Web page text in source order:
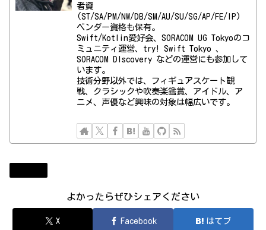
者資
(ST/SA/PM/NW/DB/SM/AU/SU/SG/AP/FE/IP)
ベンダー資格も保有。
Swift/Kotlin愛好会、SORACOM UG Tokyoのコ
ミュニティ運営、try! Swift Tokyo 、
SORACOM DIscovery などの運営にも参加して
います。
技術分野以外では、フィギュアスケート観
戦、クラシックや吹奏楽鑑賞、アイドル、ア
ニメ、声優など興味の対象は幅広いです。
よかったらぜひシェアください
X Facebook はてブ